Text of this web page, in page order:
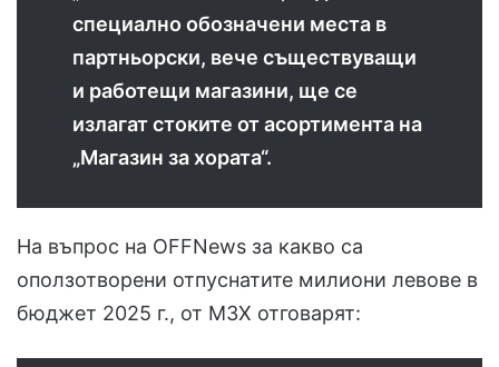
специално обозначени места в
партньорски, вече съществуващи
и работещи магазини, ще се
излагат стоките от асортимента на
„Магазин за хората“.
На въпрос на OFFNews за какво са
оползотворени отпуснатите милиони левове в
бюджет 2025 г., от МЗХ отговарят: